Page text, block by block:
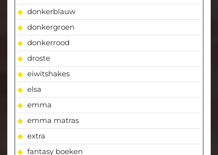
donkerblauw
donkergroen
donkerrood
droste
eiwitshakes
elsa
emma
emma matras
extra
fantasy boeken